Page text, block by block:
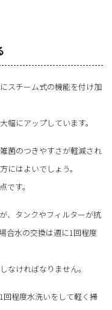
スチーム式の機能を付け加
幅にアップしています。
菌のつきやすさが軽減され
にはよいでしょう。
す。
、タンクやフィルターが抗
合水の交換は週に1回程度
なければなりません。
回程度水洗いをして軽く掃